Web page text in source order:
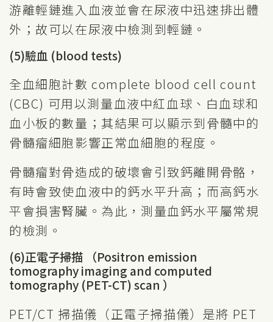
游離輕鏈進入血液並會在尿液中迅速排出體
外；故可以在尿液中檢測到輕鏈。
(5)驗血 (blood tests)
全血細胞計數 complete blood cell count
(CBC) 可用以測量血液中紅血球、白血球和
血小板的數量；其結果可以顯示到骨髓中的
骨髓瘤細胞影響正常血細胞的程度。
骨髓瘤對骨造成的破壞會引致鈣離開骨骼，
有時會致使血液中的鈣水平升高；而高鈣水
平會損害腎臟。為此，測量血鈣水平屬常規
的檢測。
(6)正電子掃描 （Positron emission
tomography imaging and computed
tomography (PET-CT) scan ）
PET/CT 掃描儀（正電子掃描儀）是將 PET